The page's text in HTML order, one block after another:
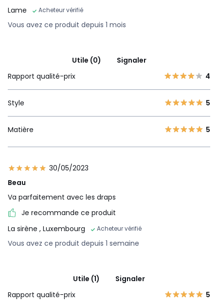
Lame Acheteur vérifié
Vous avez ce produit depuis 1 mois
Utile (0)
Signaler
Rapport qualité-prix
4
Style 5
Matière 5
30/05/2023
Beau
Va parfaitement avec les draps
Je recommande ce produit
La sirène , Luxembourg Acheteur vérifié
Vous avez ce produit depuis 1 semaine
Utile (1)
Signaler
Rapport qualité-prix
5